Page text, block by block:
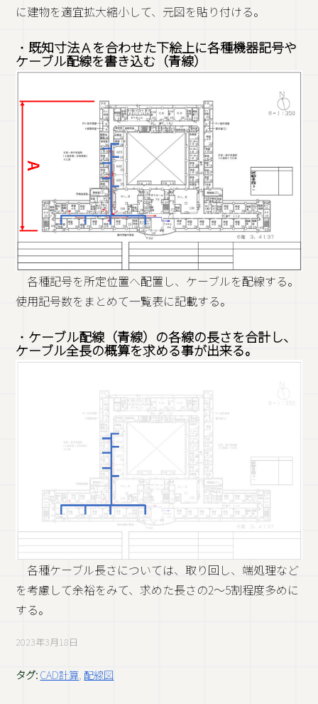
に建物を適宜拡大縮小して、元図を貼り付ける。
・既知寸法Ａを合わせた下絵上に各種機器記号や
ケーブル配線を書き込む（青線）
各種記号を所定位置へ配置し、ケーブルを配線する。
使用記号数をまとめて一覧表に記載する。
・ ケーブル配線（青線）の各線の長さを合計し、
ケーブル全長の概算を求める事が出来る。
各種ケーブル長さについては、取り回し、端処理など
を考慮して余裕をみて、求めた長さの2～5割程度多めに
する。
2023年3月18日
タグ:CAD計算 配線図